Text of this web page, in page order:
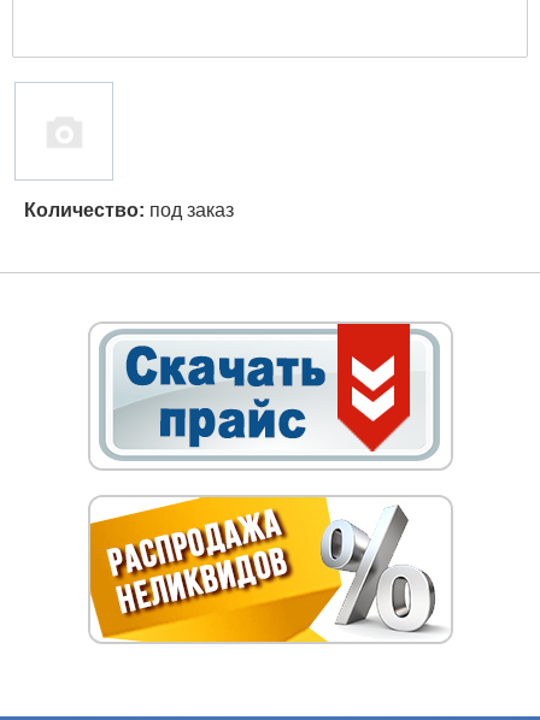
Количество: под заказ